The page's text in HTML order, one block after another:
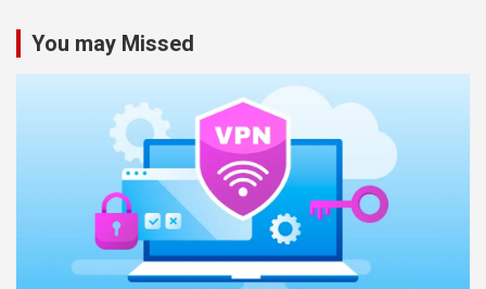
You may Missed